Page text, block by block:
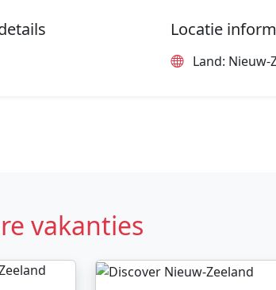
Locatie
Land: Nieuw-
vakanties